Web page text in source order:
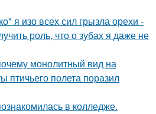
я изо всех сил грызла орехи -
роль, что о зубах я даже не
монолитный вид на
птичьего полета поразил
в колледже.